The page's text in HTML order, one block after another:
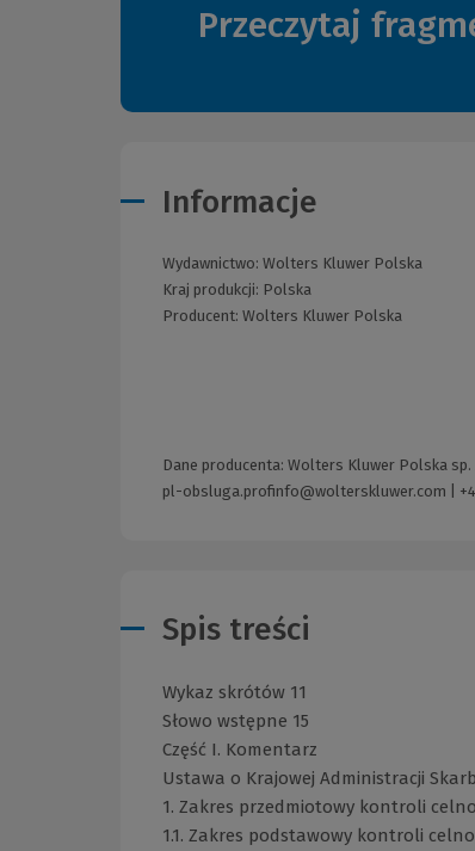
Przeczytaj
Informacje
Wydawnictwo: Wolters Kluwer Polska
Kraj produkcji: Polska
Producent: Wolters Kluwer Polska
Dane producenta: Wolters Kluwer Polska
pl-obsluga.profinfo@wolterskluwer.com
Spis treści
Wykaz skrótów 11
Słowo wstępne 15
Część I. Komentarz
Ustawa o Krajowej Administracji
1. Zakres przedmiotowy kontroli
1.1. Zakres podstawowy kontroli